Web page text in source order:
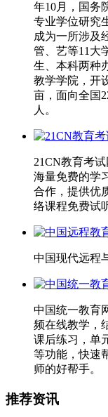
年10月，国务
专业学位研究
成为一所涉及
管、艺等11大
生、本科两种
教学学院，开
亩，面向全国
人。
21CN教育考
海量免费的学
合作，提供优
络课程免费试
中国现代远程
中国统一教育
频在线教学，
课后练习，单
等功能，快速
师的好帮手。
推荐资讯